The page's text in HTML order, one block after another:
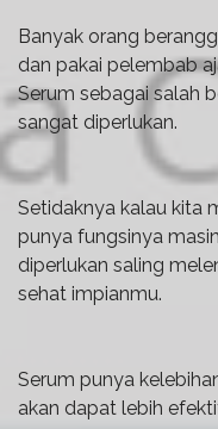
Banyak orang
dan pakai pelembab
Serum sebagai salah
sangat diperlukan.
Setidaknya kalau kita
punya fungsinya
diperlukan saling
sehat impianmu.
Serum punya
akan dapat lebih